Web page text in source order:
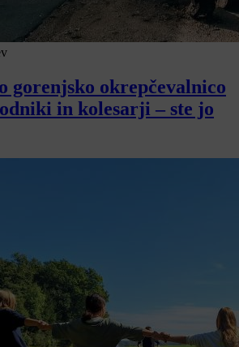
gorenjsko okrepčevalnico
in kolesarji – ste jo